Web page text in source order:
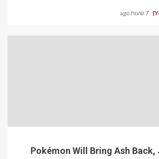
7 שעות ago
Pokémon Will Bring Ash